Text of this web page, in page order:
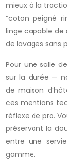
mieux à la
“coton peigné
linge capable de
de lavages sans
Pour une salle
sur la durée —
de maison
ces mentions
réflexe de pro.
préservant la
entre une
gamme.